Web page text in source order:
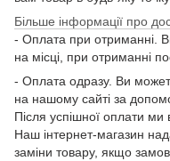
Більше інформації про
- Оплата при отриманні.
на місці, при отриманні
- Оплата одразу. Ви
на нашому сайті за
Після успішної оплати
Наш інтернет-магазин
заміни товару, якщо